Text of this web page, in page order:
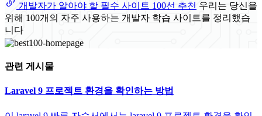
개발자가 알아야 할 필수 사이트 100선 추천 우리는 당신을
위해 100개의 자주 사용하는 개발자 학습 사이트를 정리했습
니다
관련 게시물
Laravel 9 프로젝트 환경을 확인하는 방법